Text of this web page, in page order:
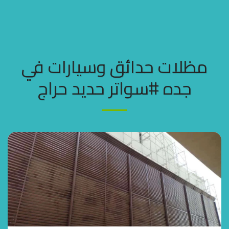
مظلات حدائق وسيارات في
جده #سواتر حديد حراج